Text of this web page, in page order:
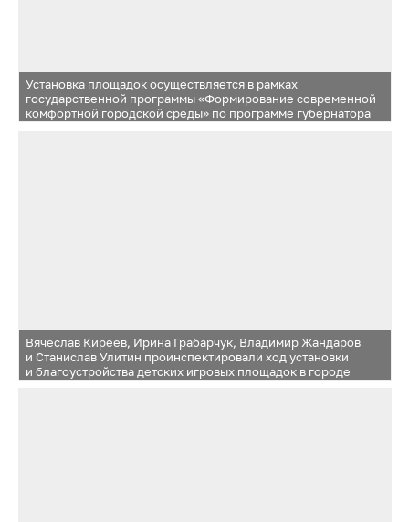
Установка площадок осуществляется в рамках
государственной программы «Формирование современной
комфортной городской среды» по программе губернатора
Вячеслав Киреев, Ирина Грабарчук, Владимир Жандаров
и Станислав Улитин проинспектировали ход установки
и благоустройства детских игровых площадок в городе